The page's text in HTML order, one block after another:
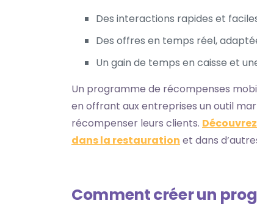
Des interactions rapides et
Des offres en temps réel,
Un gain de temps en caisse et
Un programme de récompenses
en offrant aux entreprises un outil
récompenser leurs clients.
dans la restauration et dans
Comment créer un